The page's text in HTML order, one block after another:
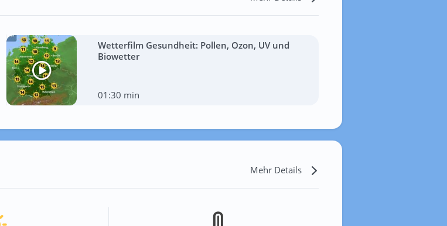
Wetterfilm Gesundheit: Pollen, Ozon, UV und
Biowetter
01:30 min
Mehr Details